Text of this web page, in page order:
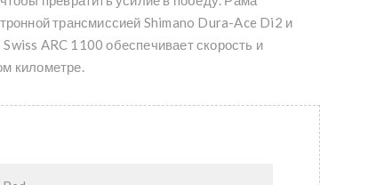
трансмиссией Shimano Dura-Ace Di2 и
ARC 1100 обеспечивает скорость и
километре.